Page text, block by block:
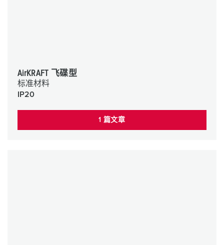
AirKRAFT 飞碟型
标准材料
IP20
1 篇文章